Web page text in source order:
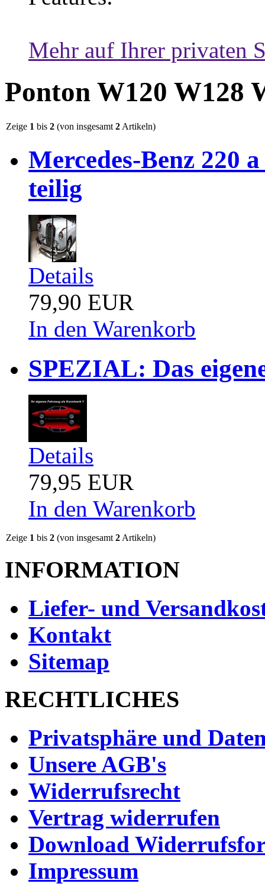
Mehr auf Ihrer privaten
Ponton W120 W128
Zeige 1 bis 2 (von insgesamt2Artikeln)
Mercedes-Benz 220
teilig
Details
79,90 EUR
In den Warenkorb
SPEZIAL: Das
Details
79,95 EUR
In den Warenkorb
Zeige 1 bis 2 (von insgesamt 2 Artikeln)
INFORMATION
Liefer- und
Kontakt
Sitemap
RECHTLICHES
Privatsphäre und
Unsere AGB's
Widerrufsrecht
Vertrag widerrufen
Download
Impressum